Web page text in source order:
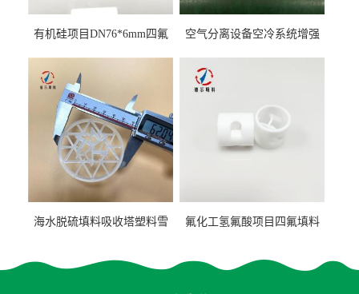
有机硅项目DN76*6mm四氟
空气分离设备空冷系统增强
海水脱硫填料吸收塔塑料雪
氟化工氢氟酸项目四氟填料
蚀